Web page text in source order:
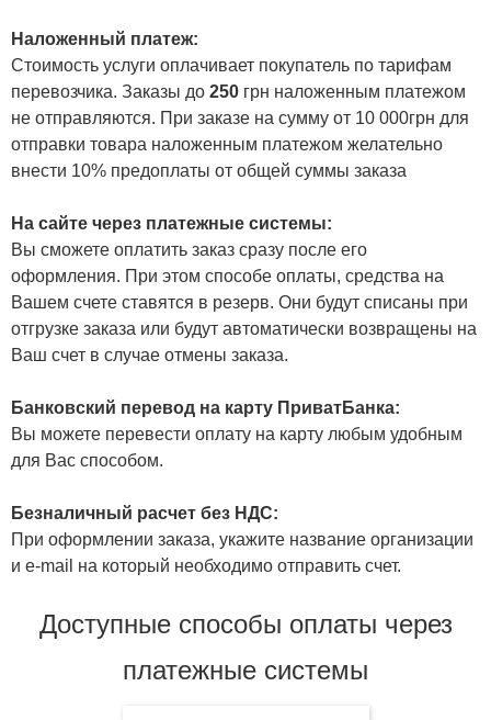
Наложенный платеж:
Стоимость услуги оплачивает покупатель по тарифам
перевозчика. Заказы до 250 грн наложенным платежом
не отправляются. При заказе на сумму от 10 000грн для
отправки товара наложенным платежом желательно
внести 10% предоплаты от общей суммы заказа
На сайте через платежные системы:
Вы сможете оплатить заказ сразу после его
оформления. При этом способе оплаты, средства на
Вашем счете ставятся в резерв. Они будут списаны при
отгрузке заказа или будут автоматически возвращены на
Ваш счет в случае отмены заказа.
Банковский перевод на карту ПриватБанка:
Вы можете перевести оплату на карту любым удобным
для Вас способом.
Безналичный расчет без НДС:
При оформлении заказа, укажите название организации
и e-mail на который необходимо отправить счет.
Доступные способы оплаты через
платежные системы